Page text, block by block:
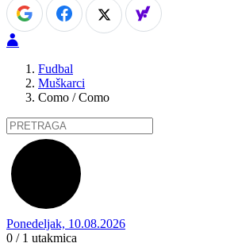
Fudbal
Muškarci
Como / Como
Ponedeljak, 10.08.2026
0 / 1 utakmica